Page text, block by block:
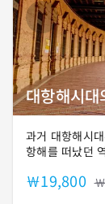
대항해시
과거 대항해시
항해를 떠났던
킨 그곳! 바르셀
￦19,800